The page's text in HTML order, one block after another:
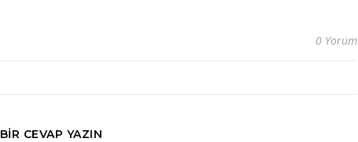
0 Yorum
BIR CEVAP YAZIN